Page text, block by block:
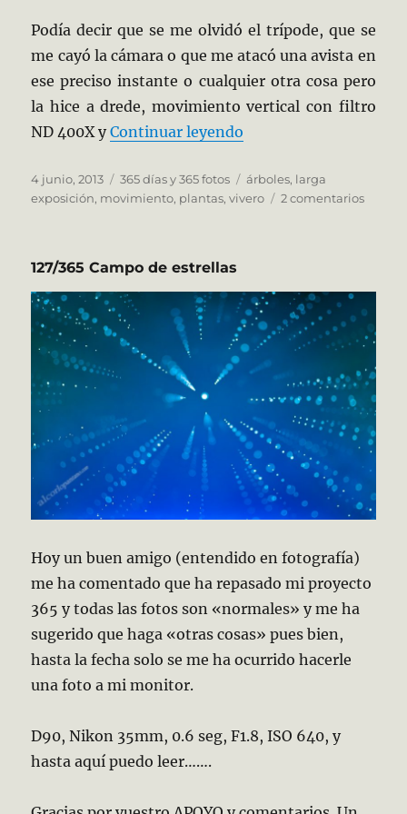
Podía decir que se me olvidó el trípode, que se
me cayó la cámara o que me atacó una avista en
ese preciso instante o cualquier otra cosa pero
la hice a drede, movimiento vertical con filtro
ND 400X yContinuar leyendo
Publicado
el
4 junio, 2013 Categorías
365 días y 365 fotos Etiquetas
árboles, larga
exposición, movimiento, plantas,vivero 2 comentariosen
127/365 Campo de estrellas
Hoy un buen amigo (entendido en fotografía)
me ha comentado que ha repasado mi proyecto
365 y todas las fotos son «normales» y me ha
sugerido que haga «otras cosas» pues bien,
hasta la fecha solo se me ha ocurrido hacerle
una foto a mi monitor.
D90, Nikon 35mm, 0.6 seg, F1.8, ISO 640, y
hasta aquí puedo leer…….